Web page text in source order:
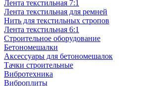
Лента текстильная 7:1
Лента текстильная для ремней
Нить для текстильных стропов
Лента текстильная 6:1
Строительное оборудование
Бетономешалки
Аксессуары для бетономешалок
Тачки строительные
Вибротехника
Виброплиты